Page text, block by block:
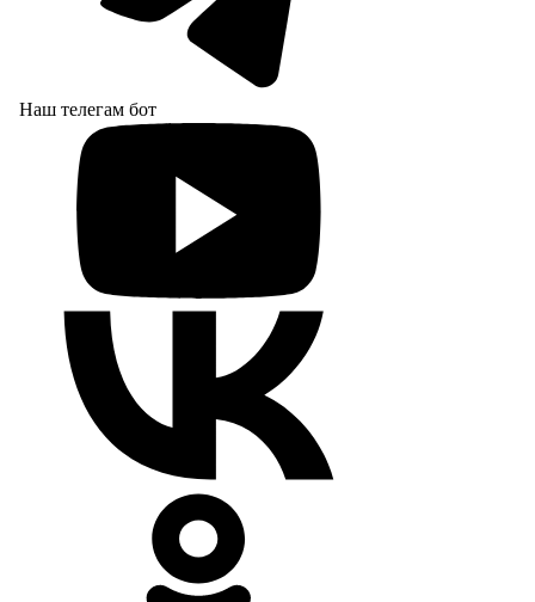
Наш телегам бот